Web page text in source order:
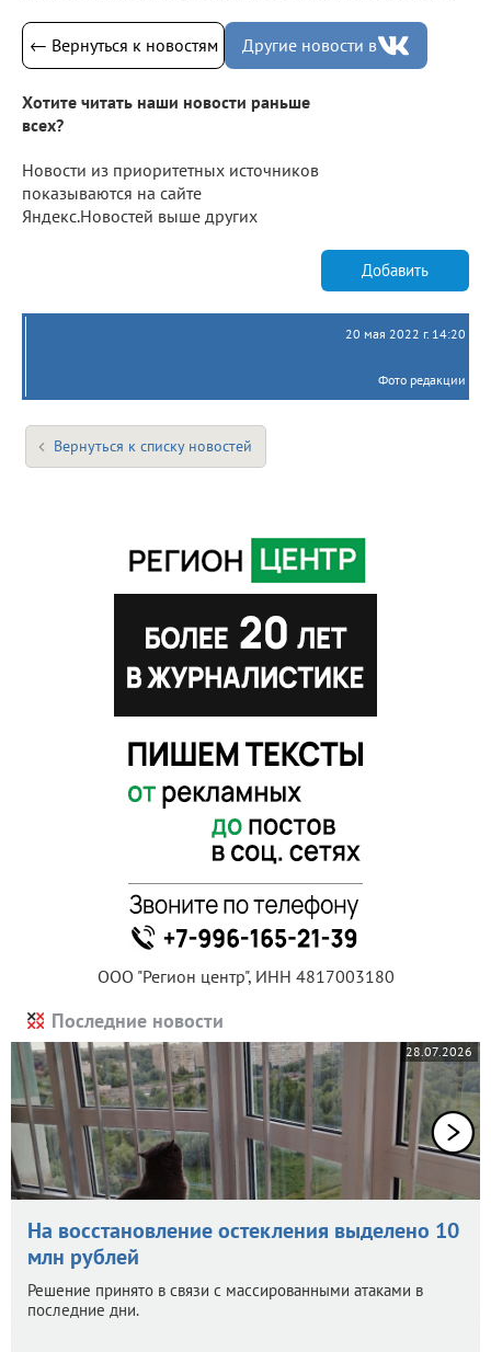
← Вернуться к новостям Другие новости в
Хотите читать наши новости раньше
всех?
Новости из приоритетных источников
показываются на сайте
Яндекс.Новостей выше других
Добавить
20 мая 2022 г. 14:20
Фото редакции
Вернуться к списку новостей
ООО "Регион центр", ИНН 4817003180
Последние новости
28.07.2026
На восстановление остекления выделено 10
млн рублей
Решение принято в связи с массированными атаками в
последние дни.